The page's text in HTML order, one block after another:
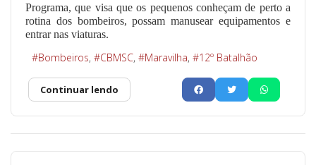
Programa, que visa que os pequenos conheçam de perto a
rotina dos bombeiros, possam manusear equipamentos e
entrar nas viaturas.
Bombeiros CBMSC Maravilha 12º Batalhão
Continuar lendo